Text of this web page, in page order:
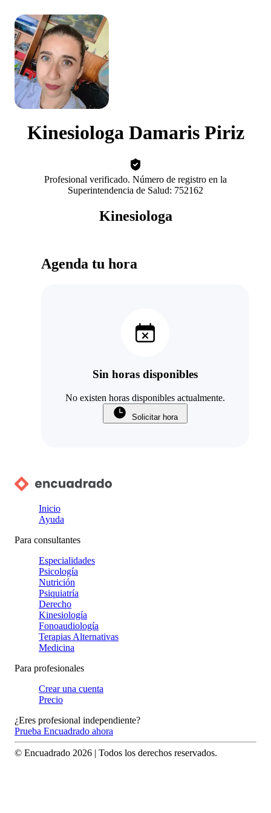
Kinesiologa Damaris Piriz
Profesional verificado. Número de registro en la
Superintendencia de Salud: 752162
Kinesiologa
Agenda tu hora
Sin horas disponibles
No existen horas disponibles actualmente.
Solicitar hora
Inicio
Ayuda
Para consultantes
Especialidades
Psicología
Nutrición
Psiquiatría
Derecho
Kinesiología
Fonoaudiología
Terapias Alternativas
Medicina
Para profesionales
Crear una cuenta
Precio
¿Eres profesional independiente?
Prueba Encuadrado ahora
© Encuadrado 2026 | Todos los derechos reservados.